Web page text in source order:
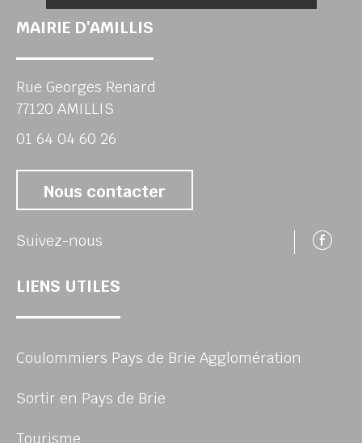
MAIRIE D'AMILLIS
Rue Georges Renard
77120 AMILLIS
01 64 04 60 26
Nous contacter
Suivez-nous
LIENS UTILES
Coulommiers Pays de Brie Agglomération
Sortir en Pays de Brie
Tourisme